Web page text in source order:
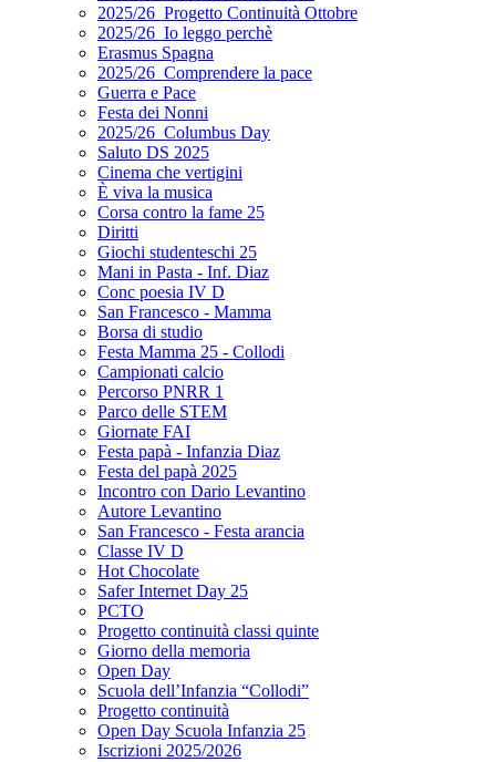
2025/26_Progetto Continuità Ottobre
2025/26_Io leggo perchè
Erasmus Spagna
2025/26_Comprendere la pace
Guerra e Pace
Festa dei Nonni
2025/26_Columbus Day
Saluto DS 2025
Cinema che vertigini
È viva la musica
Corsa contro la fame 25
Diritti
Giochi studenteschi 25
Mani in Pasta - Inf. Diaz
Conc poesia IV D
San Francesco - Mamma
Borsa di studio
Festa Mamma 25 - Collodi
Campionati calcio
Percorso PNRR 1
Parco delle STEM
Giornate FAI
Festa papà - Infanzia Diaz
Festa del papà 2025
Incontro con Dario Levantino
Autore Levantino
San Francesco - Festa arancia
Classe IV D
Hot Chocolate
Safer Internet Day 25
PCTO
Progetto continuità classi quinte
Giorno della memoria
Open Day
Scuola dell’Infanzia “Collodi”
Progetto continuità
Open Day Scuola Infanzia 25
Iscrizioni 2025/2026